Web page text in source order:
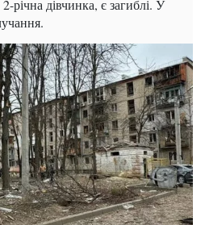
річна дівчинка, є загиблі. У